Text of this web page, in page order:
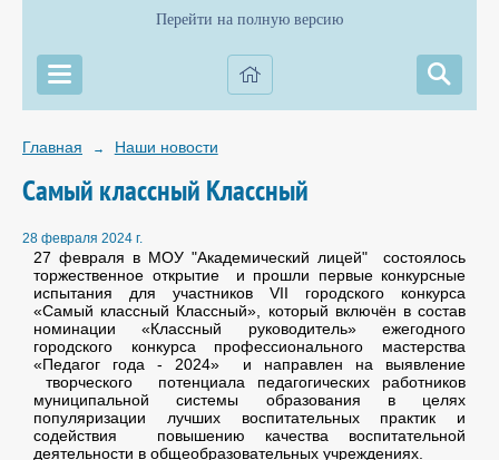
Перейти на полную версию
Главная → Наши новости
Самый классный Классный
28 февраля 2024 г.
27 февраля в МОУ "Академический лицей" состоялось
торжественное открытие и прошли первые конкурсные
испытания для участников VII городского конкурса
«Самый классный Классный», который включён в состав
номинации «Классный руководитель» ежегодного
городского конкурса профессионального мастерства
«Педагог года - 2024» и направлен на выявление
творческого потенциала педагогических работников
муниципальной системы образования в целях
популяризации лучших воспитательных практик и
содействия повышению качества воспитательной
деятельности в общеобразовательных учреждениях.